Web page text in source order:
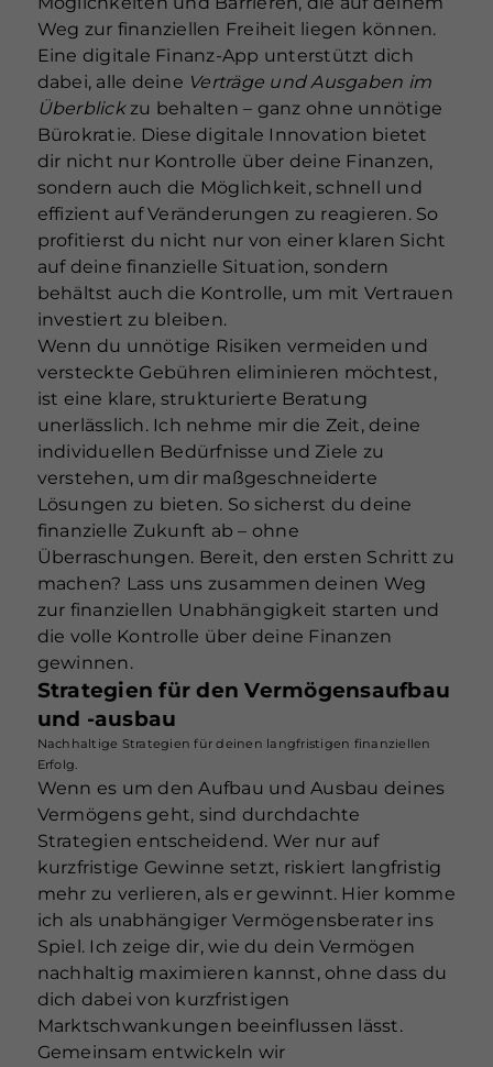
Weg zur finanziellen Freiheit liegen können.
Eine digitale Finanz-App unterstützt dich
dabei, alle deine Verträge und Ausgaben im
Überblickzu behalten – ganz ohne unnötige
Bürokratie. Diese digitale Innovation bietet
dir nicht nur Kontrolle über deine Finanzen,
sondern auch die Möglichkeit, schnell und
effizient auf Veränderungen zu reagieren. So
profitierst du nicht nur von einer klaren Sicht
auf deine finanzielle Situation, sondern
behältst auch die Kontrolle, um mit Vertrauen
investiert zu bleiben.
Wenn du unnötige Risiken vermeiden und
versteckte Gebühren eliminieren möchtest,
ist eine klare, strukturierte Beratung
unerlässlich. Ich nehme mir die Zeit, deine
individuellen Bedürfnisse und Ziele zu
verstehen, um dir maßgeschneiderte
Lösungen zu bieten. So sicherst du deine
finanzielle Zukunft ab – ohne
Überraschungen. Bereit, den ersten Schritt zu
machen? Lass uns zusammen deinen Weg
zur finanziellen Unabhängigkeit starten und
die volle Kontrolle über deine Finanzen
gewinnen.
Strategien für den Vermögensaufbau
und -ausbau
Nachhaltige Strategien für deinen langfristigen finanziellen
Erfolg.
Wenn es um den Aufbau und Ausbau deines
Vermögens geht, sind durchdachte
Strategien entscheidend. Wer nur auf
kurzfristige Gewinne setzt, riskiert langfristig
mehr zu verlieren, als er gewinnt. Hier komme
ich als unabhängiger Vermögensberater ins
Spiel. Ich zeige dir, wie du dein Vermögen
nachhaltig maximieren kannst, ohne dass du
dich dabei von kurzfristigen
Marktschwankungen beeinflussen lässt.
Gemeinsam entwickeln wir